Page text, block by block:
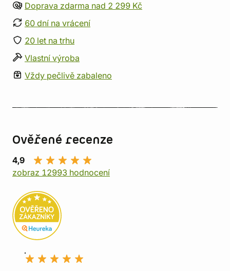
Doprava zdarma nad 2 299 Kč
60 dní na vrácení
20 let na trhu
Vlastní výroba
Vždy pečlivě zabaleno
Ověřené recenze
4,9
zobraz 12993 hodnocení